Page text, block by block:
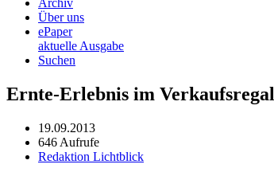
Archiv
Über uns
ePaper
aktuelle Ausgabe
Suchen
Ernte-Erlebnis im Verkaufsregal
19.09.2013
646 Aufrufe
Redaktion Lichtblick